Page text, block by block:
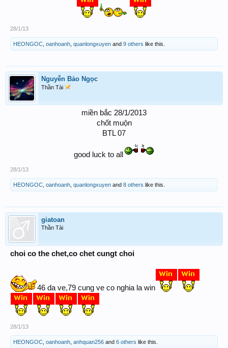
28/1/13
HEONGOC oanhoanh quanlongxuyen and 9 others like this.
Nguyễn Bảo Ngọc
Thần Tài
miền bắc 28/1/2013
chốt muộn
BTL 07
good luck to all
28/1/13
HEONGOC oanhoanh quanlongxuyen and 8 others like this.
giatoan
Thần Tài
choi co the chet,co chet cungt choi
46 da ve,79 cung ve co nghia la win
28/1/13
HEONGOC oanhoanh anhquan256 and 6 others like this.